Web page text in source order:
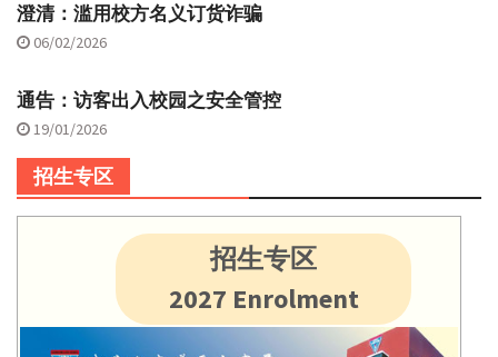
澄清：滥用校方名义订货诈骗
06/02/2026
通告：访客出入校园之安全管控
19/01/2026
招生专区
招生专区
2027 Enrolment